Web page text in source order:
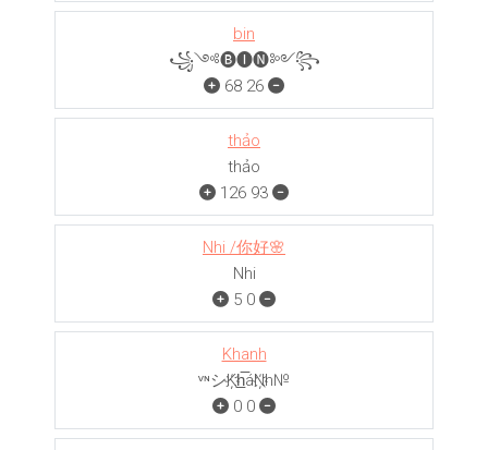
bin
꧁༺🅑🅘🅝༻꧂
68 26
thảo
thảo
126 93
Nhi /你好🌸
Nhi
5 0
Khanh
ᵛᶰシK҉h̲̅áN҉h№
0 0